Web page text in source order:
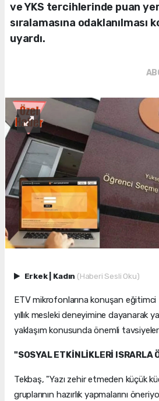
ve YKS tercihlerinde puan
sıralamasına odaklanılması
uyardı.
Erkek Kadın (Haberi Sesli Oku)
ETV mikrofonlarına konuşan
yıllık mesleki deneyimine dayanarak
yaklaşım konusunda önemli
"SOSYAL ETKİNLİKLERİ ISRARLA
Tekbaş, "Yazı zehir etmeden küçük
gruplarının hazırlık yapmalarını